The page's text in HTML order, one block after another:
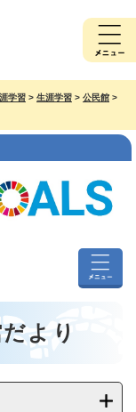
学習 > 生涯学習 > 公民館 >
公
ー
より